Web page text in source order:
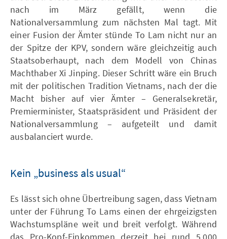
nach im März gefällt, wenn die
Nationalversammlung zum nächsten Mal tagt. Mit
einer Fusion der Ämter stünde To Lam nicht nur an
der Spitze der KPV, sondern wäre gleichzeitig auch
Staatsoberhaupt, nach dem Modell von Chinas
Machthaber Xi Jinping. Dieser Schritt wäre ein Bruch
mit der politischen Tradition Vietnams, nach der die
Macht bisher auf vier Ämter – Generalsekretär,
Premierminister, Staatspräsident und Präsident der
Nationalversammlung – aufgeteilt und damit
ausbalanciert wurde.
Kein „business als usual“
Es lässt sich ohne Übertreibung sagen, dass Vietnam
unter der Führung To Lams einen der ehrgeizigsten
Wachstumspläne weit und breit verfolgt. Während
das Pro-Kopf-Einkommen derzeit bei rund 5.000